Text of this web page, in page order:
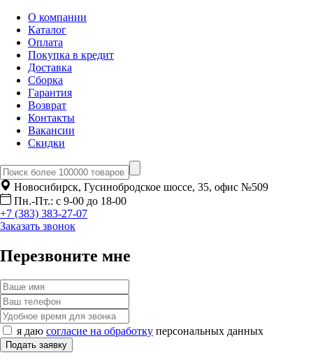
О компании
Каталог
Оплата
Покупка в кредит
Доставка
Сборка
Гарантия
Возврат
Контакты
Вакансии
Скидки
Новосибирск, Гусинобродское шоссе, 35, офис №509
Пн.-Пт.: с 9-00 до 18-00
+7 (383) 383-27-07
Заказать звонок
Перезвоните мне
я даю согласие на обработку персональных данных